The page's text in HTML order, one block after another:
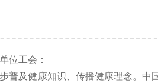
位工会：
普及健康知识、传播健康理念。